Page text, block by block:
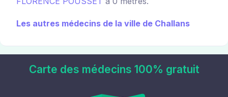
Les autres médecins de la ville de Challans
Carte des médecins 100% gratuit